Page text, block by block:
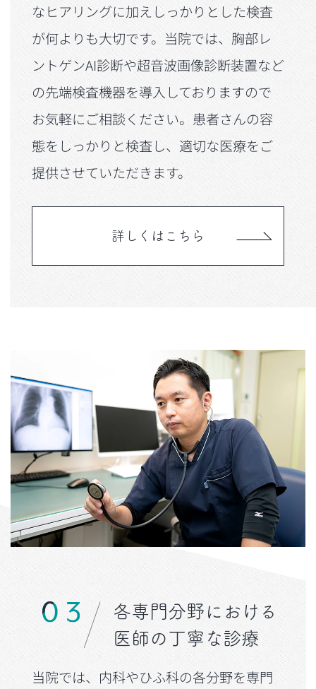
なヒアリングに加えしっかりとした検査
が何よりも大切です。当院では、胸部レ
ントゲンAI診断や超音波画像診断装置など
の先端検査機器を導入しておりますので
お気軽にご相談ください。患者さんの容
態をしっかりと検査し、適切な医療をご
提供させていただきます。
詳しくはこちら
各専門分野における
医師の丁寧な診療
当院では、内科やひふ科の各分野を専門